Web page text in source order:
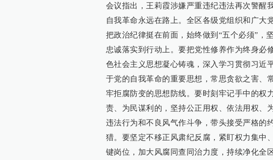
会议指出，王莉霞涉嫌严重违纪违法再次警醒
自我革命永远在路上。全区各级党组织和广大
把政治纪律挺在前面，始终做到“五个必须”，
忠诚落实到行动上。要把党性修养作为终身必
色社会主义思想凝心铸魂，深入学习贯彻习近
于党的自我革命的重要思想，常思贪欲之害、
牢拒腐防变的思想防线。要时刻牢记手中的权
责、为民谋利的，坚持公正用权、依法用权、
违法行为和不良风气作斗争，带头接受严格的
猎。要坚定不移正风肃纪反腐，紧盯权力集中
键岗位，加大风腐同查同治力度，持续净化全